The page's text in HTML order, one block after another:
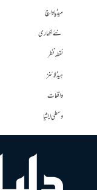
میڈیا واچ
نئے لکھاری
نقطہ نظر
ہیڈلائنز
واقعات
وسطی ایشیا